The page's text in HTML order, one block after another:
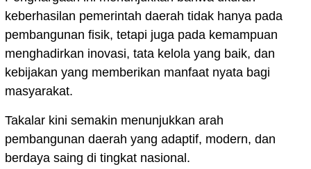
keberhasilan pemerintah daerah tidak hanya pada
pembangunan fisik, tetapi juga pada kemampuan
menghadirkan inovasi, tata kelola yang baik, dan
kebijakan yang memberikan manfaat nyata bagi
masyarakat.
Takalar kini semakin menunjukkan arah
pembangunan daerah yang adaptif, modern, dan
berdaya saing di tingkat nasional.